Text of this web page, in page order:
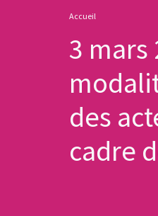
Fil
d'Ariane
Accueil
3
des
cadre